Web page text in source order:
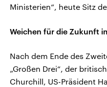
Ministerien“, heute Sitz
Weichen für die Zukunft
Nach dem Ende des
„Großen Drei“, der
Churchill, US-Präsident